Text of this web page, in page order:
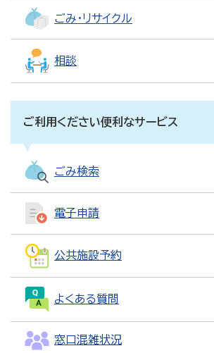
ごみ・リサイクル
相談
ご利用ください便利なサービス
ごみ検索
電子申請
公共施設予約
よくある質問
窓口混雑状況